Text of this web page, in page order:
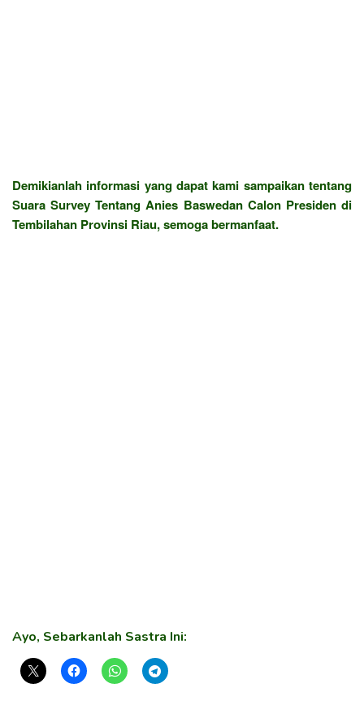
Demikianlah informasi yang dapat kami sampaikan tentang
Suara Survey Tentang Anies Baswedan Calon Presiden di
Tembilahan Provinsi Riau, semoga bermanfaat.
Ayo, Sebarkanlah Sastra Ini: